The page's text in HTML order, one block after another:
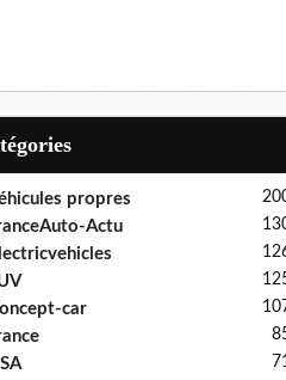
propres
Actu
car